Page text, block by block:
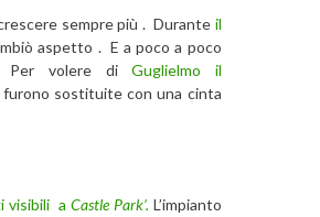
sempre più . Durante il
aspetto . E a poco a poco
Per volere diGuglielmo il
sostituite con una cinta
visibili a Castle Park’. L’impianto